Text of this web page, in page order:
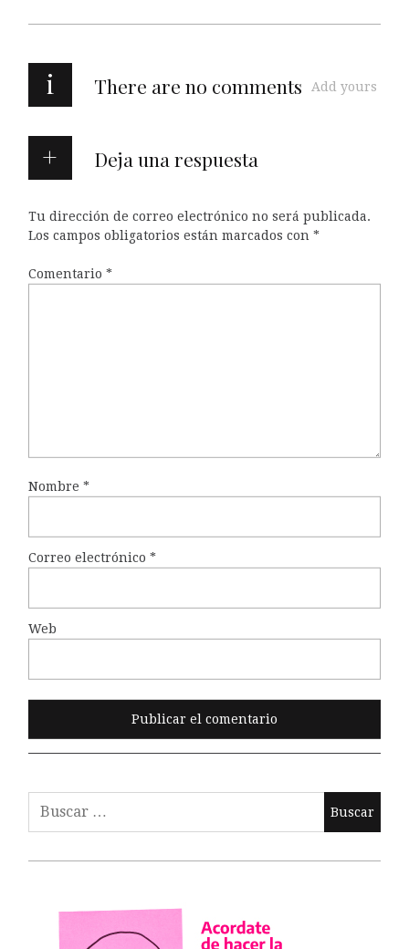
i There are no comments Add yours
Deja una respuesta
Tu dirección de correo electrónico no será publicada.
Los campos obligatorios están marcados con *
Comentario *
Nombre *
Correo electrónico *
Web